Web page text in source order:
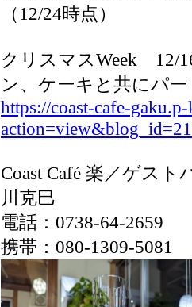
（12/24時点）
クリスマスWeek 12/
ン、ケーキと共にパ
https://coast-cafe-
Coast Café 楽／ゲス
川克巳
電話：0738-64-2659
携帯：080-1309-5081